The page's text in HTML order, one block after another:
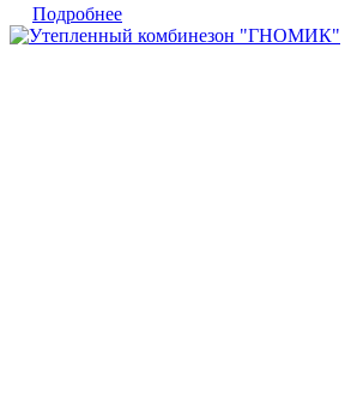
Подробнее